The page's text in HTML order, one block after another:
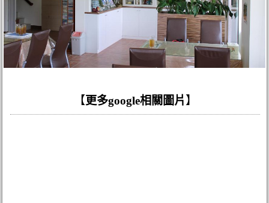
【更多google相關圖片 】